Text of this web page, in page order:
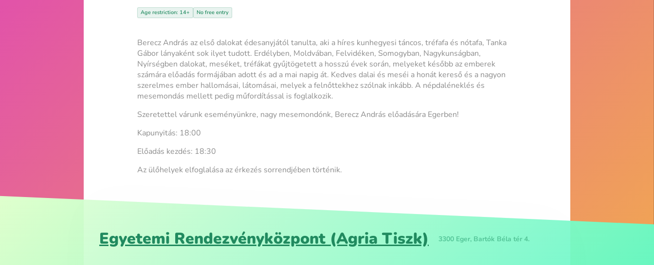
Age restriction: 14+ No free entry
Berecz András az első dalokat édesanyjától tanulta, aki a híres kunhegyesi táncos, tréfafa és nótafa, Tanka
Gábor lányaként sok ilyet tudott. Erdélyben, Moldvában, Felvidéken, Somogyban, Nagykunságban,
Nyírségben dalokat, meséket, tréfákat gyűjtögetett a hosszú évek során, melyeket később az emberek
számára előadás formájában adott és ad a mai napig át. Kedves dalai és meséi a honát kereső és a nagyon
szerelmes ember hallomásai, látomásai, melyek a felnőttekhez szólnak inkább. A népdaléneklés és
mesemondás mellett pedig műfordítással is foglalkozik.
Szeretettel várunk eseményünkre, nagy mesemondónk, Berecz András előadására Egerben!
Kapunyitás: 18:00
Előadás kezdés: 18:30
Az ülőhelyek elfoglalása az érkezés sorrendjében történik.
Egyetemi Rendezvényközpont (Agria Tiszk) 3300 Eger, Bartók Béla tér 4.